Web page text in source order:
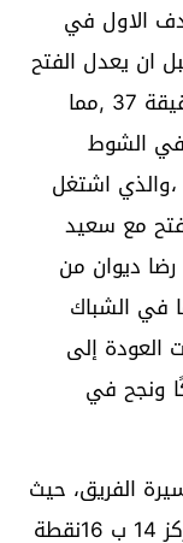
الاول في
،قبل ان يعدل الفتح
برأسية المتألق ياسين أقطيب في الدقيقة 37 ,مما
الشوط
اشتغل
مع سعيد
ديوان من
في الشباك
العودة إلى
ونجح في
الفريق، حيث
عزز موقفه في جدول الترتيب في المركز 14 ب 16نقطة